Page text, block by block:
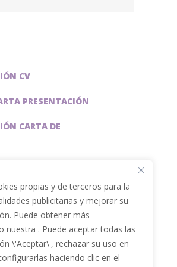
propias y de terceros para la
publicitarias y mejorar su
Puede obtener más
nuestra . Puede aceptar todas las
\'Aceptar\', rechazar su uso en
haciendo clic en el
CV
PRESENTACIÓN
CARTA DE
PERFIL LINKEDIN
IA PARA BUSCAR EMPLEO